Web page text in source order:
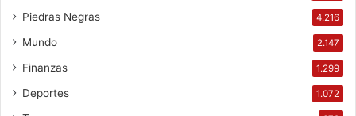
Piedras Negras 4.216
Mundo 2.147
Finanzas 1.299
Deportes 1.072